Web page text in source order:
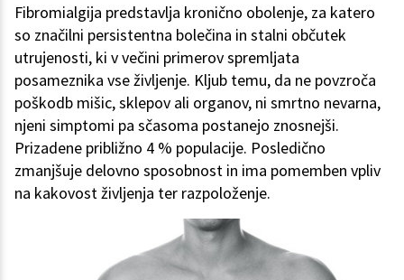
Fibromialgija predstavlja kronično obolenje, za katero
so značilni persistentna bolečina in stalni občutek
utrujenosti, ki v večini primerov spremljata
posameznika vse življenje. Kljub temu, da ne povzroča
poškodb mišic, sklepov ali organov, ni smrtno nevarna,
njeni simptomi pa sčasoma postanejo znosnejši.
Prizadene približno 4 % populacije. Posledično
zmanjšuje delovno sposobnost in ima pomemben vpliv
na kakovost življenja ter razpoloženje.